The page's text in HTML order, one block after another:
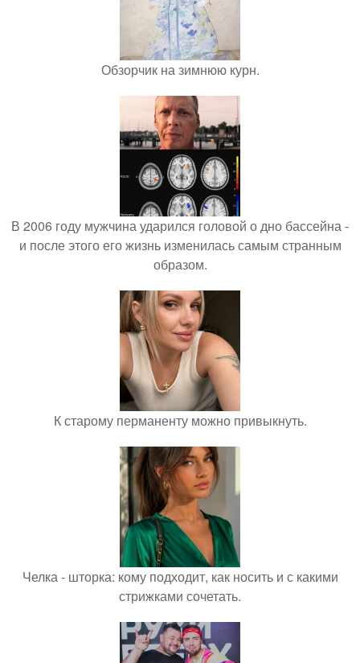
Обзорчик на зимнюю курн.
В 2006 году мужчина ударился головой о дно бассейна -
и после этого его жизнь изменилась самым странным
образом.
К старому перманенту можно привыкнуть.
Челка - шторка: кому подходит, как носить и с какими
стрижками сочетать.